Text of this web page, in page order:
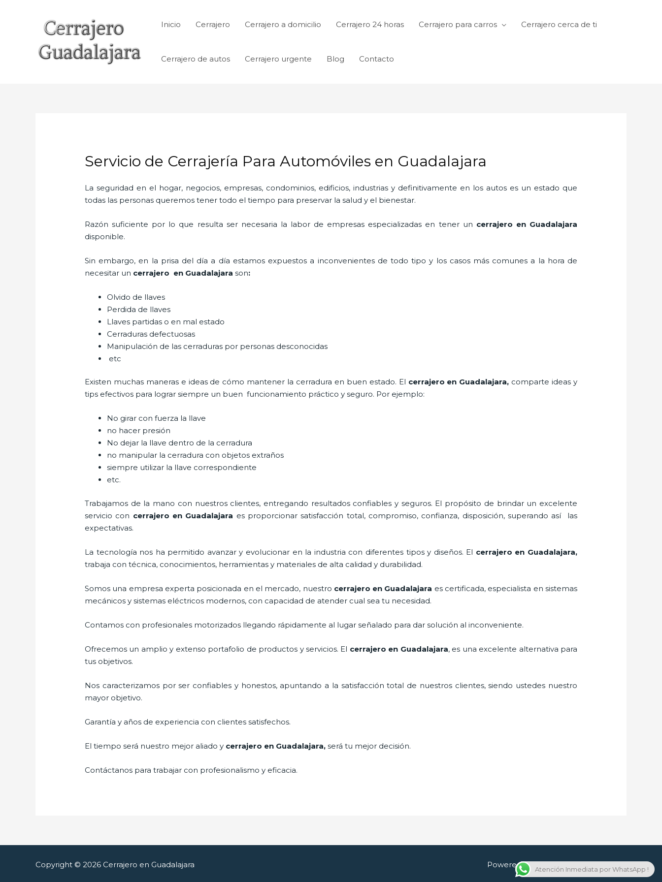
Inicio Cerrajero Cerrajero a domicilio Cerrajero 24 horas Cerrajero para carros Cerrajero cerca de ti
Cerrajero de autos Cerrajero urgente Blog Contacto
Servicio de Cerrajería Para Automóviles en Guadalajara
La seguridad en el hogar, negocios, empresas, condominios, edificios, industrias y definitivamente en los autos es un estado que
todas las personas queremos tener todo el tiempo para preservar la salud y el bienestar.
Razón suficiente por lo que resulta ser necesaria la labor de empresas especializadas en tener un cerrajero en Guadalajara
disponible.
Sin embargo, en la prisa del día a día estamos expuestos a inconvenientes de todo tipo y los casos más comunes a la hora de
necesitar un cerrajero en Guadalajara son:
Olvido de llaves
Perdida de llaves
Llaves partidas o en mal estado
Cerraduras defectuosas
Manipulación de las cerraduras por personas desconocidas
etc
Existen muchas maneras e ideas de cómo mantener la cerradura en buen estado. El cerrajero en Guadalajara, comparte ideas y
tips efectivos para lograr siempre un buen funcionamiento práctico y seguro. Por ejemplo:
No girar con fuerza la llave
no hacer presión
No dejar la llave dentro de la cerradura
no manipular la cerradura con objetos extraños
siempre utilizar la llave correspondiente
etc.
Trabajamos de la mano con nuestros clientes, entregando resultados confiables y seguros. El propósito de brindar un excelente
servicio con cerrajero en Guadalajara es proporcionar satisfacción total, compromiso, confianza, disposición, superando así las
expectativas.
La tecnología nos ha permitido avanzar y evolucionar en la industria con diferentes tipos y diseños. El cerrajero en Guadalajara,
trabaja con técnica, conocimientos, herramientas y materiales de alta calidad y durabilidad.
Somos una empresa experta posicionada en el mercado, nuestro cerrajero en Guadalajara es certificada, especialista en sistemas
mecánicos y sistemas eléctricos modernos, con capacidad de atender cual sea tu necesidad.
Contamos con profesionales motorizados llegando rápidamente al lugar señalado para dar solución al inconveniente.
Ofrecemos un amplio y extenso portafolio de productos y servicios. El cerrajero en Guadalajara, es una excelente alternativa para
tus objetivos.
Nos caracterizamos por ser confiables y honestos, apuntando a la satisfacción total de nuestros clientes, siendo ustedes nuestro
mayor objetivo.
Garantía y años de experiencia con clientes satisfechos.
El tiempo será nuestro mejor aliado y cerrajero en Guadalajara,será tu mejor decisión.
Contáctanos para trabajar con profesionalismo y eficacia.
Copyright © 2026 Cerrajero en Guadalajara Powered by Cerrajero en Guadalajara
Atención Inmediata por WhatsApp !